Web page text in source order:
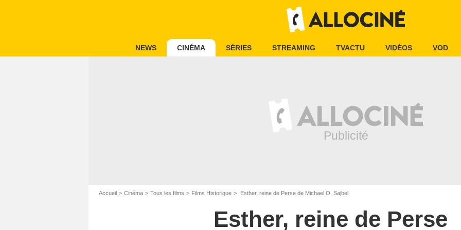
NEWS CINÉMA SÉRIES STREAMING TVACTU VIDÉOS VOD
Accueil Cinéma Tous les films Films Historique Esther, reine de Perse de Michael O. Sajbel
Esther, reine de Perse